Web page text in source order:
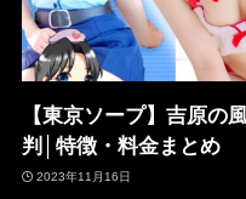
【東京ソープ】吉原の
判│特徴・料金まとめ
2023年11月16日